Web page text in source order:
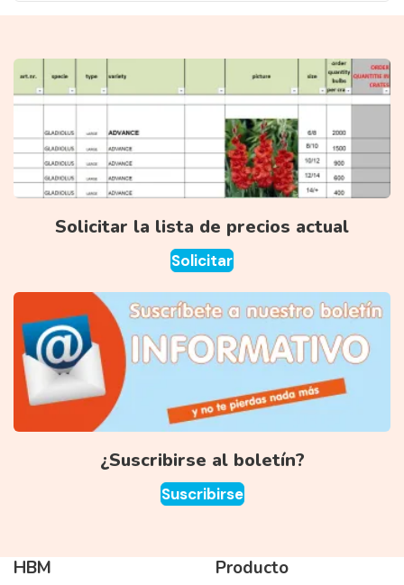
Solicitar la lista de precios actual
Solicitar
¿Suscribirse al boletín?
Suscribirse
HBM Producto